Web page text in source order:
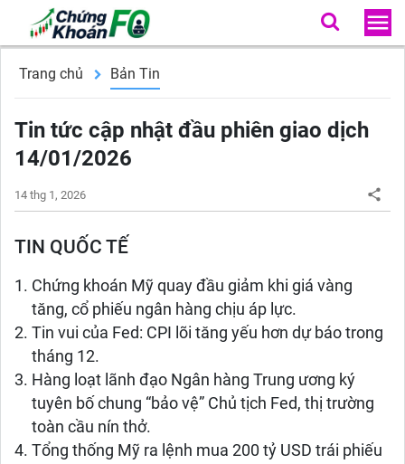
Trang chủ Bản Tin
Tin tức cập nhật đầu phiên giao dịch
14/01/2026
14 thg 1, 2026
TIN QUỐC TẾ
Chứng khoán Mỹ quay đầu giảm khi giá vàng
tăng, cổ phiếu ngân hàng chịu áp lực.
Tin vui của Fed: CPI lõi tăng yếu hơn dự báo trong
tháng 12.
Hàng loạt lãnh đạo Ngân hàng Trung ương ký
tuyên bố chung “bảo vệ” Chủ tịch Fed, thị trường
toàn cầu nín thở.
Tổng thống Mỹ ra lệnh mua 200 tỷ USD trái phiếu